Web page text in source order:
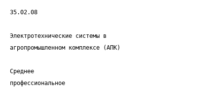
35.02.08
Электротехнические системы в
агропромышленном комплексе (АПК)
Среднее
профессиональное